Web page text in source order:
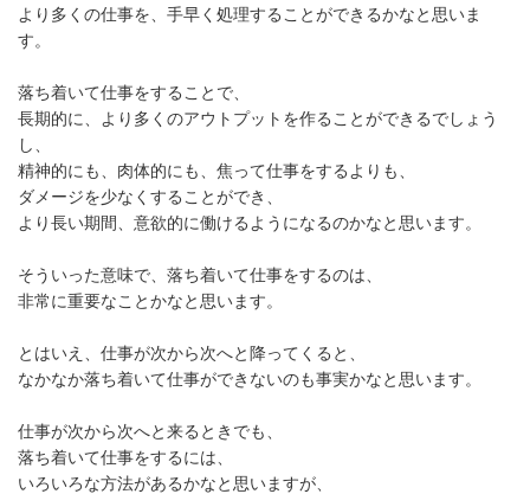
より多くの仕事を、手早く処理することができるかなと思いま
す。
落ち着いて仕事をすることで、
長期的に、より多くのアウトプットを作ることができるでしょう
し、
精神的にも、肉体的にも、焦って仕事をするよりも、
ダメージを少なくすることができ、
より長い期間、意欲的に働けるようになるのかなと思います。
そういった意味で、落ち着いて仕事をするのは、
非常に重要なことかなと思います。
とはいえ、仕事が次から次へと降ってくると、
なかなか落ち着いて仕事ができないのも事実かなと思います。
仕事が次から次へと来るときでも、
落ち着いて仕事をするには、
いろいろな方法があるかなと思いますが、